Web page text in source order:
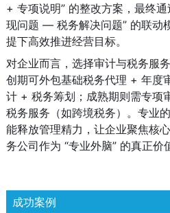
+ 专项说明” 的整改方案，最终
现问题 — 税务解决问题” 的联动
提下高效推进经营目标。
对企业而言，选择审计与税务服
创期可外包基础税务代理 + 年度
计 + 税务筹划；成熟期则需专项
税务服务（如跨境税务）。专业
能释放管理精力，让企业聚焦
务公司作为 “专业外脑” 的真正价
成功案例